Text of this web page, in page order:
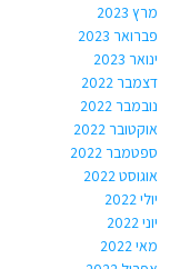
מרץ 2023
פברואר 2023
ינואר 2023
דצמבר 2022
נובמבר 2022
אוקטובר 2022
ספטמבר 2022
אוגוסט 2022
יולי 2022
יוני 2022
מאי 2022